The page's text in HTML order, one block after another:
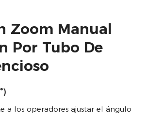
Zoom Manual
Por Tubo De
a los operadores ajustar el ángulo